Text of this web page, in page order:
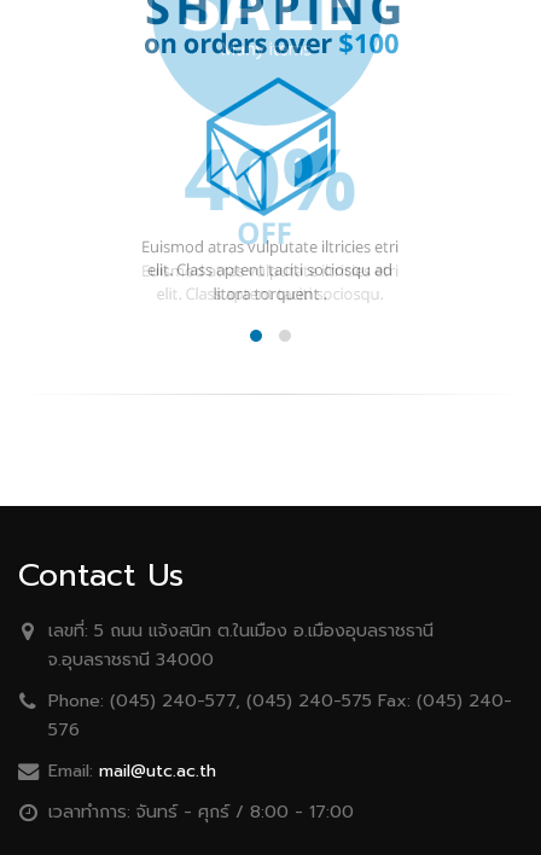
Contact Us
เลขที่: 5 ถนน เเจ้งสนิท ต.ในเมือง อ.เมืองอุบลราชธานี
จ.อุบลราชธานี 34000
Phone: (045) 240-577, (045) 240-575 Fax: (045) 240-
576
Email: mail@utc.ac.th
เวลาทำการ: จันทร์ - ศุกร์ / 8:00 - 17:00